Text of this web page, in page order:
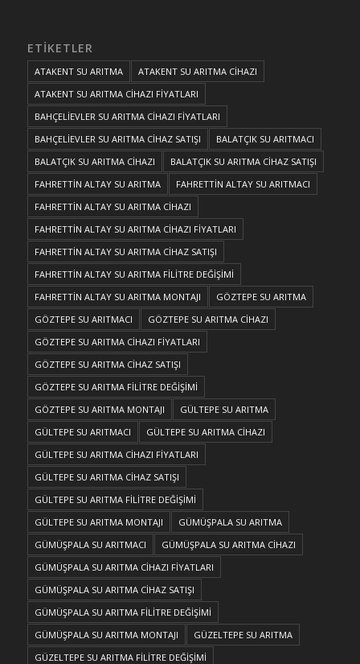
ETIKETLER
ATAKENT SU ARITMA
ATAKENT SU ARITMA CİHAZI
ATAKENT SU ARITMA CİHAZI FİYATLARI
BAHÇELİEVLER SU ARITMA CİHAZI FİYATLARI
BAHÇELİEVLER SU ARITMA CİHAZ SATIŞI
BALATÇIK SU ARITMACI
BALATÇIK SU ARITMA CİHAZI
BALATÇIK SU ARITMA CİHAZ SATIŞI
FAHRETTİN ALTAY SU ARITMA
FAHRETTİN ALTAY SU ARITMACI
FAHRETTİN ALTAY SU ARITMA CİHAZI
FAHRETTİN ALTAY SU ARITMA CİHAZI FİYATLARI
FAHRETTİN ALTAY SU ARITMA CİHAZ SATIŞI
FAHRETTİN ALTAY SU ARITMA FİLİTRE DEĞİŞİMİ
FAHRETTİN ALTAY SU ARITMA MONTAJI
GÖZTEPE SU ARITMA
GÖZTEPE SU ARITMACI
GÖZTEPE SU ARITMA CİHAZI
GÖZTEPE SU ARITMA CİHAZI FİYATLARI
GÖZTEPE SU ARITMA CİHAZ SATIŞI
GÖZTEPE SU ARITMA FİLİTRE DEĞİŞİMİ
GÖZTEPE SU ARITMA MONTAJI
GÜLTEPE SU ARITMA
GÜLTEPE SU ARITMACI
GÜLTEPE SU ARITMA CİHAZI
GÜLTEPE SU ARITMA CİHAZI FİYATLARI
GÜLTEPE SU ARITMA CİHAZ SATIŞI
GÜLTEPE SU ARITMA FİLİTRE DEĞİŞİMİ
GÜLTEPE SU ARITMA MONTAJI
GÜMÜŞPALA SU ARITMA
GÜMÜŞPALA SU ARITMACI
GÜMÜŞPALA SU ARITMA CİHAZI
GÜMÜŞPALA SU ARITMA CİHAZI FİYATLARI
GÜMÜŞPALA SU ARITMA CİHAZ SATIŞI
GÜMÜŞPALA SU ARITMA FİLİTRE DEĞİŞİMİ
GÜMÜŞPALA SU ARITMA MONTAJI
GÜZELTEPE SU ARITMA
GÜZELTEPE SU ARITMA FİLİTRE DEĞİŞİMİ